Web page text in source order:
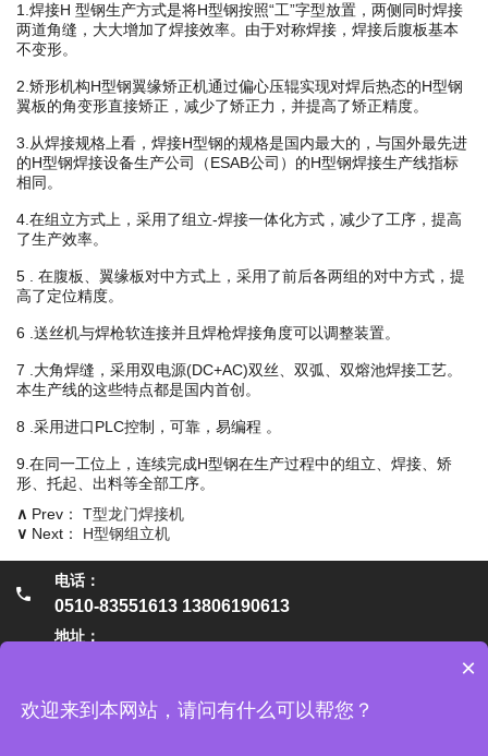
1.焊接H 型钢生产方式是将H型钢按照“工”字型放置，两侧同时焊接
两道角缝，大大增加了焊接效率。由于对称焊接，焊接后腹板基本
不变形。
2.矫形机构H型钢翼缘矫正机通过偏心压辊实现对焊后热态的H型钢
翼板的角变形直接矫正，减少了矫正力，并提高了矫正精度。
3.从焊接规格上看，焊接H型钢的规格是国内最大的，与国外最先进
的H型钢焊接设备生产公司（ESAB公司）的H型钢焊接生产线指标
相同。
4.在组立方式上，采用了组立-焊接一体化方式，减少了工序，提高
了生产效率。
5 . 在腹板、翼缘板对中方式上，采用了前后各两组的对中方式，提
高了定位精度。
6 .送丝机与焊枪软连接并且焊枪焊接角度可以调整装置。
7 .大角焊缝，采用双电源(DC+AC)双丝、双弧、双熔池焊接工艺。
本生产线的这些特点都是国内首创。
8 .采用进口PLC控制，可靠，易编程 。
9.在同一工位上，连续完成H型钢在生产过程中的组立、焊接、矫
形、托起、出料等全部工序。
∧ Prev： T型龙门焊接机
∨ Next： H型钢组立机
电话：
0510-83551613 13806190613
地址：
sales@wuxisongsheng.com
×
欢迎来到本网站，请问有什么可以帮您？